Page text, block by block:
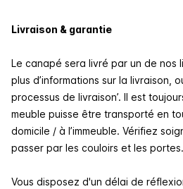
Livraison & garantie
Le canapé sera livré par un de nos
plus d’informations sur la livraison,
processus de livraison’. Il est
meuble puisse être transporté en
domicile / à l’immeuble. Vérifiez
passer par les couloirs et les portes.
Vous disposez d'un délai de